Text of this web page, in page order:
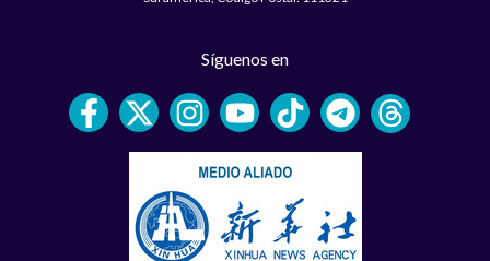
Síguenos en